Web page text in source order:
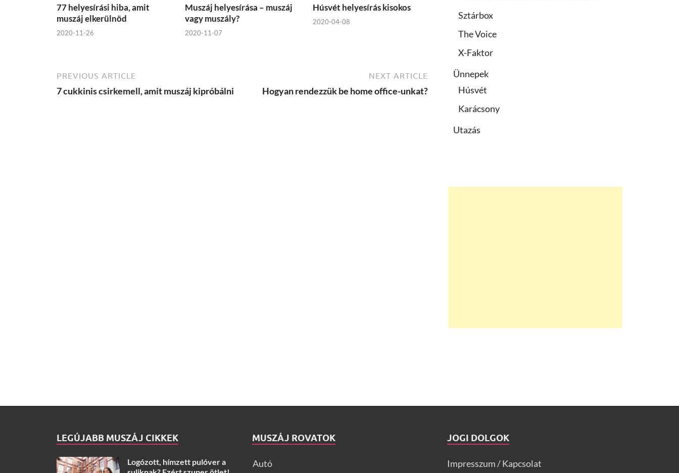
77 helyesírási hiba, amit
muszáj elkerülnöd
2020-11-26
Muszáj helyesírása – muszáj
vagy muszály?
2020-11-07
Húsvét helyesírás kisokos
2020-04-08
PREVIOUS ARTICLE
7 cukkinis csirkemell, amit muszáj kipróbálni
NEXT ARTICLE
Hogyan rendezzük be home office-unkat?
Sztárbox
The Voice
X-Faktor
Ünnepek
Húsvét
Karácsony
Utazás
LEGÚJABB MUSZÁJ CIKKEK
Logózott, hímzett pulóver a
MUSZÁJ ROVATOK
Autó
JOGI DOLGOK
Impresszum / Kapcsolat